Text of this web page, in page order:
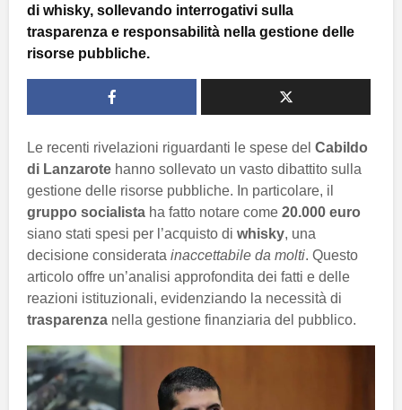
di whisky, sollevando interrogativi sulla
trasparenza e responsabilità nella gestione delle
risorse pubbliche.
Le recenti rivelazioni riguardanti le spese del Cabildo
di Lanzarote hanno sollevato un vasto dibattito sulla
gestione delle risorse pubbliche. In particolare, il
gruppo socialista ha fatto notare come 20.000 euro
siano stati spesi per l’acquisto di whisky, una
decisione considerata inaccettabile da molti. Questo
articolo offre un’analisi approfondita dei fatti e delle
reazioni istituzionali, evidenziando la necessità di
trasparenza nella gestione finanziaria del pubblico.